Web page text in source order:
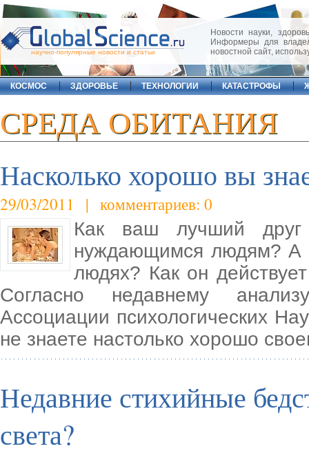
научно-популярные новости и статьи
Новости науки,
Информеры для
новостной сайт,
КОСМОС ЗДОРОВЬЕ ТЕХНОЛОГИИ КАТАСТРОФЫ
СРЕДА ОБИТАНИЯ
Насколько хорошо вы
29/03/2011 | комментариев: 0
Как ваш лучший друг
нуждающимся людям? А
людях? Как он
Согласно недавнему
Ассоциации психологических
не знаете настолько хорошо
Недавние стихийные
света?